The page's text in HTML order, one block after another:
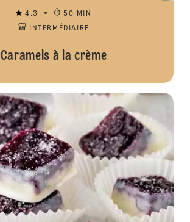
4.3
50 MIN
INTERMÉDIAIRE
Caramels à la crème